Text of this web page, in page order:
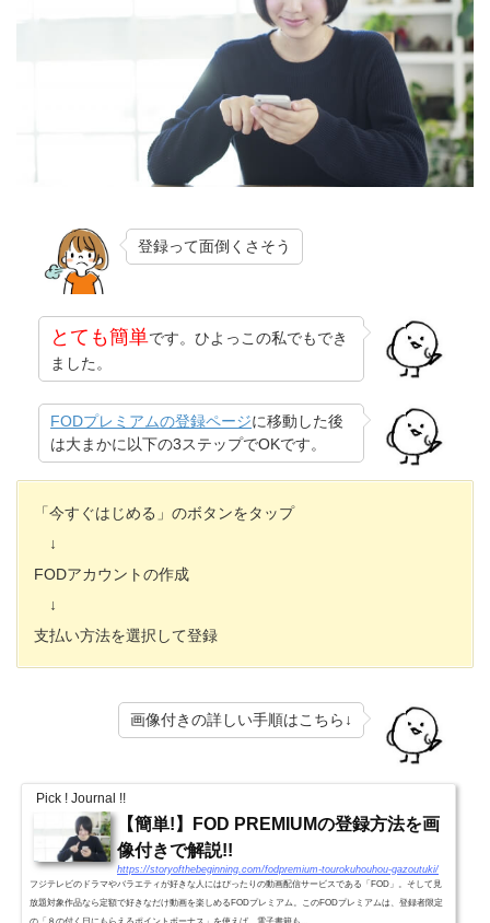
登録って面倒くさそう
とても簡単です。ひよっこの私でもでき
ました。
FODプレミアムの登録ページに移動した後
は大まかに以下の3ステップでOKです。
「今すぐはじめる」のボタンをタップ
↓
FODアカウントの作成
↓
支払い方法を選択して登録
画像付きの詳しい手順はこちら↓
Pick ! Journal !!
【簡単!】FOD PREMIUMの登録方法を画
像付きで解説!!
https://storyofthebeginning.com/fodpremium-tourokuhouhou-gazoutuki/
フジテレビのドラマやバラエティが好きな人にはぴったりの動画配信サービスである「FOD」。そして見
放題対象作品なら定額で好きなだけ動画を楽しめるFODプレミアム。このFODプレミアムは、登録者限定